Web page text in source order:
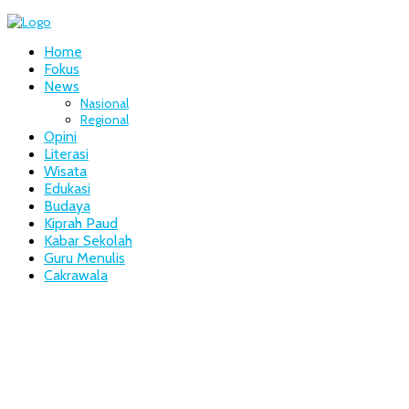
Home
Fokus
News
Nasional
Regional
Opini
Literasi
Wisata
Edukasi
Budaya
Kiprah Paud
Kabar Sekolah
Guru Menulis
Cakrawala